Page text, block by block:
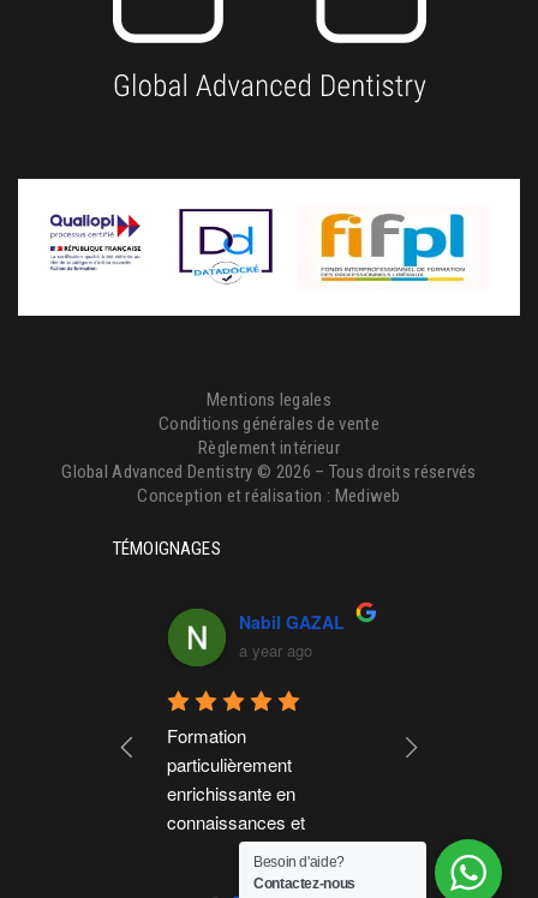
Mentions legales
Conditions générales de vente
Règlement intérieur
Global Advanced Dentistry © 2026 – Tous droits réservés
Conception et réalisation : Mediweb
TÉMOIGNAGES
Nabil GAZAL
a year ago
Formation
particulièrement
enrichissante en
connaissances et
pratiques. Formateurs
très pédagogues et
Céline et
laboratoire
Besoin d'aide?
Contactez-nous